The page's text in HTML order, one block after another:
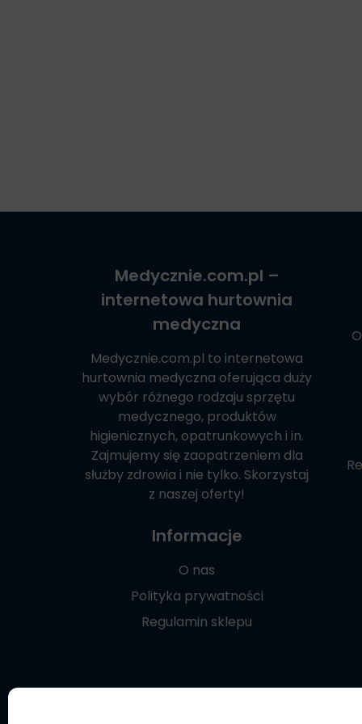
Medycznie.com.pl –
internetowa hurtownia
medyczna
Medycznie.com.pl to internetowa
hurtownia medyczna oferująca duży
wybór różnego rodzaju sprzętu
medycznego, produktów
higienicznych, opatrunkowych i in.
Zajmujemy się zaopatrzeniem dla
służby zdrowia i nie tylko. Skorzystaj
z naszej oferty!
Informacje
O nas
Polityka prywatności
Regulamin sklepu